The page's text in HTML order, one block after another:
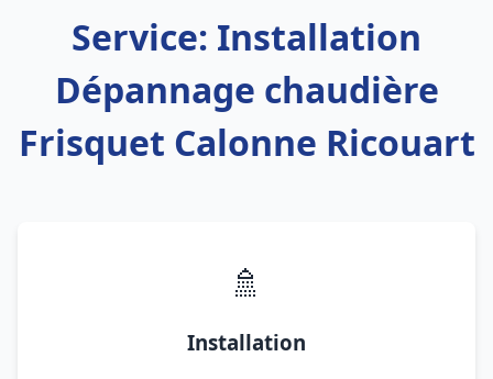
Service: Installation
Dépannage chaudière
Frisquet Calonne Ricouart
🚿
Installation